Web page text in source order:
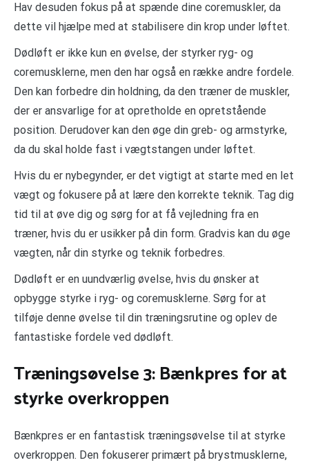
Hav desuden fokus på at spænde dine coremuskler, da
dette vil hjælpe med at stabilisere din krop under løftet.
Dødløft er ikke kun en øvelse, der styrker ryg- og
coremusklerne, men den har også en række andre fordele.
Den kan forbedre din holdning, da den træner de muskler,
der er ansvarlige for at opretholde en opretstående
position. Derudover kan den øge din greb- og armstyrke,
da du skal holde fast i vægtstangen under løftet.
Hvis du er nybegynder, er det vigtigt at starte med en let
vægt og fokusere på at lære den korrekte teknik. Tag dig
tid til at øve dig og sørg for at få vejledning fra en
træner, hvis du er usikker på din form. Gradvis kan du øge
vægten, når din styrke og teknik forbedres.
Dødløft er en uundværlig øvelse, hvis du ønsker at
opbygge styrke i ryg- og coremusklerne. Sørg for at
tilføje denne øvelse til din træningsrutine og oplev de
fantastiske fordele ved dødløft.
Træningsøvelse 3: Bænkpres for at
styrke overkroppen
Bænkpres er en fantastisk træningsøvelse til at styrke
overkroppen. Den fokuserer primært på brystmusklerne,